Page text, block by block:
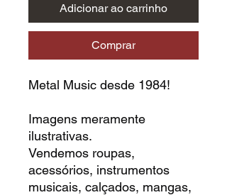
Adicionar ao carrinho
Comprar
Metal Music desde 1984!
Imagens meramente
ilustrativas.
Vendemos roupas,
acessórios, instrumentos
musicais, calçados, mangas,